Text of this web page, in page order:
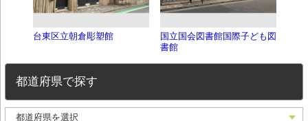
台東区立朝倉彫塑館
国立国会図書館国際子ども図
書館
都道府県で探す